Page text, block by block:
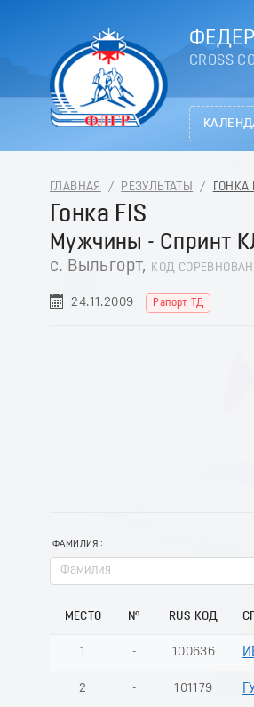
CROSS
ГЛАВНАЯ / РЕЗУЛЬТАТЫ / ГОНКА
Гонка FIS
Мужчины - Спринт
с. Выльгорт, КОД
24.11.2009 Рапорт ТД
ФАМИЛИЯ
МЕСТО № RUS КОД
1 - 100636
2 - 101179